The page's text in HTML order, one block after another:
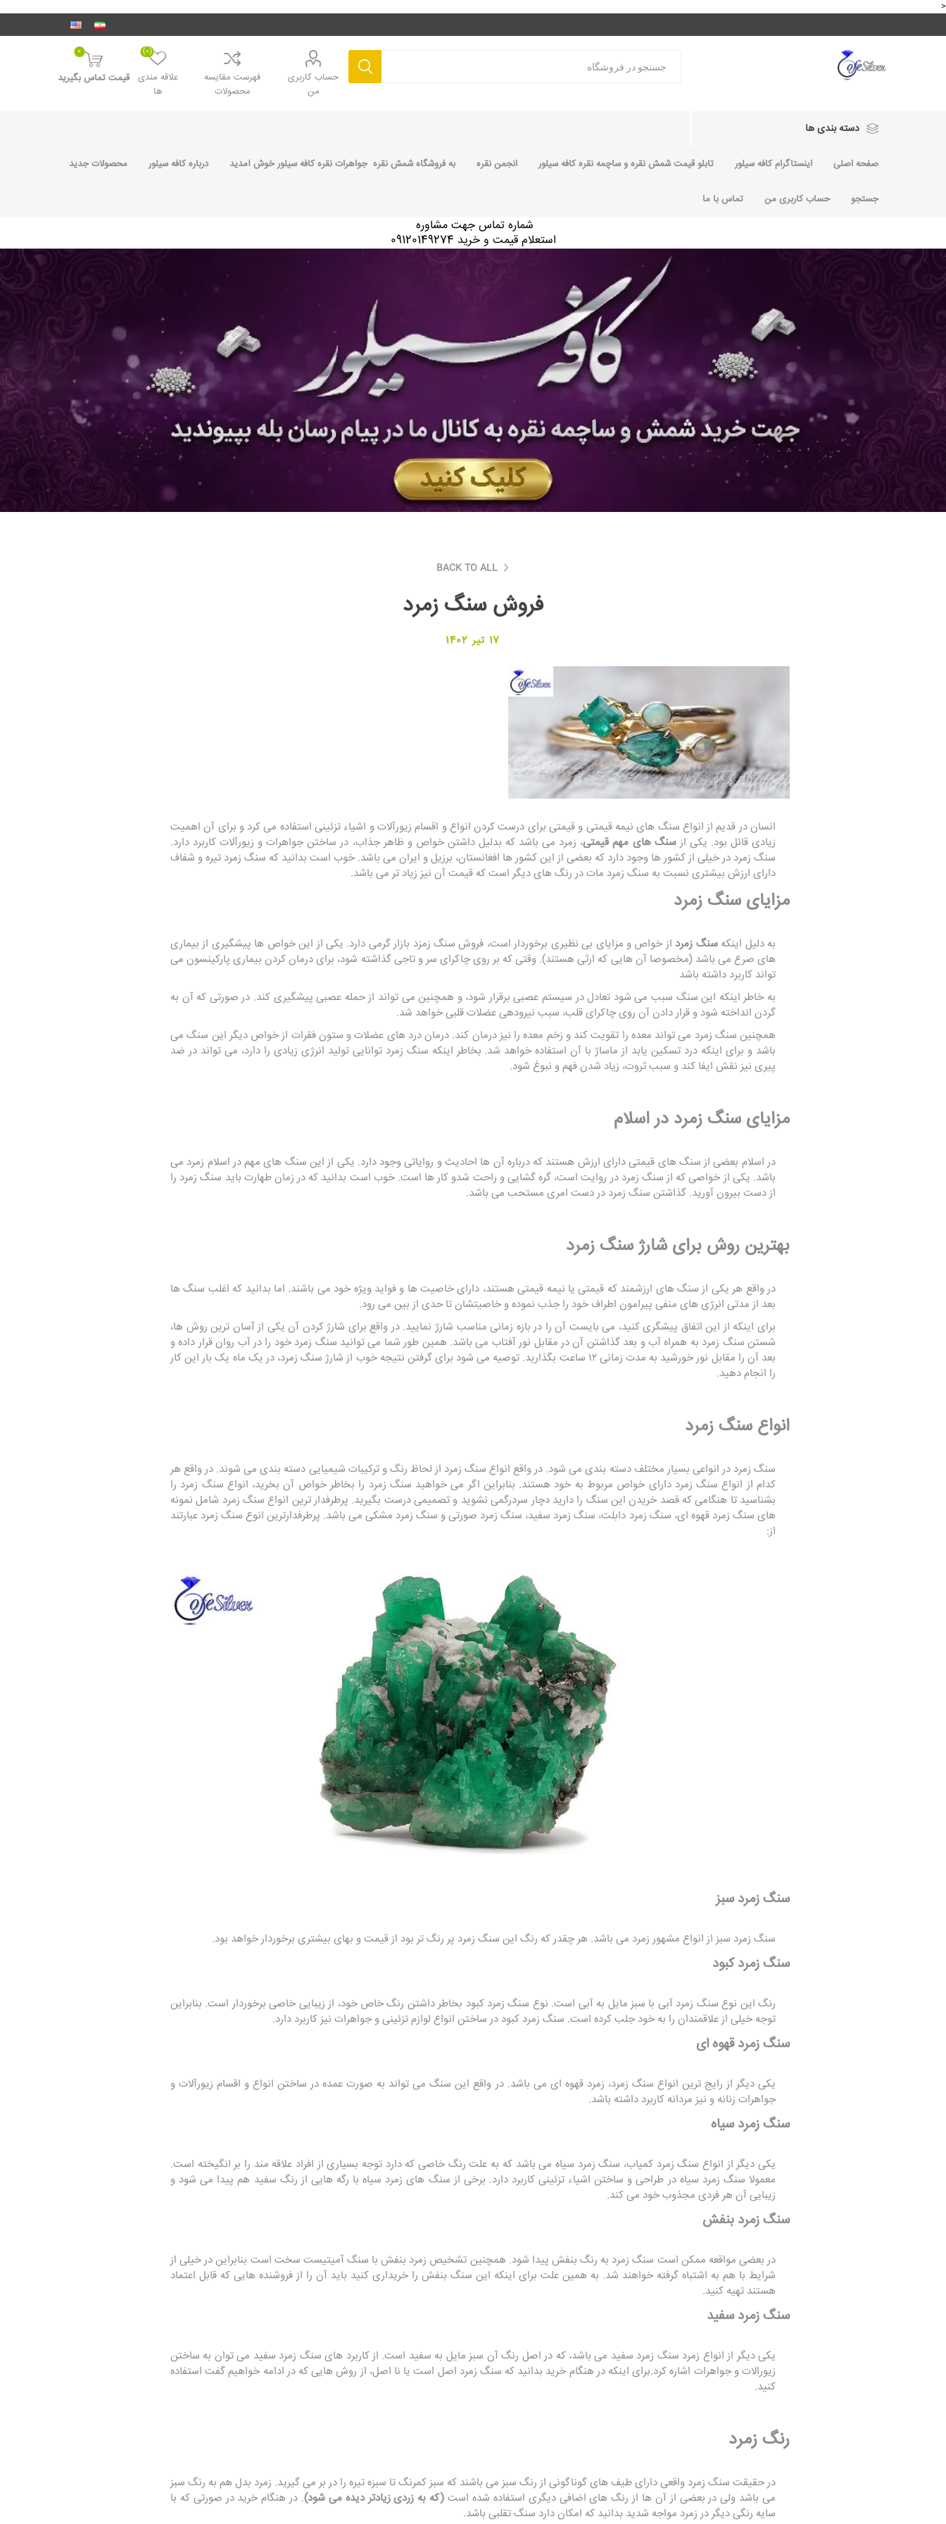
<
حساب کاربری
من
فهرست مقایسه
محصولات
علاقه مندی
ها
(0)
0
قیمت تماس بگیرید
دسته بندی ها
صفحه اصلی اینستاگرام کافه سیلور تابلو قیمت شمش نقره و ساچمه نقره کافه سیلور انجمن نقره به فروشگاه شمش نقره جواهرات نقره کافه سیلور خوش آمدید درباره کافه سیلور محصولات جدید
جستجو حساب کاربری من تماس با ما
شماره تماس جهت مشاوره
استعلام قیمت و خرید 09120149274
BACK TO ALL
فروش سنگ زمرد
17 تیر 1402
انسان در قدیم از انواع سنگ های نیمه قیمتی و قیمتی برای درست کردن انواع و اقسام زیورآلات و اشیاء تزئینی استفاده می کرد و برای آن اهمیت
زیادی قائل بود. یکی از سنگ های مهم قیمتی، زمرد می باشد که بدلیل داشتن خواص و ظاهر جذاب، در ساختن جواهرات و زیورآلات کاربرد دارد.
سنگ زمرد در خیلی از کشور ها وجود دارد که بعضی از این کشور ها افغانستان، برزیل و ایران می باشد. خوب است بدانید که سنگ زمرد تیره و شفاف
دارای ارزش بیشتری نسبت به سنگ زمرد مات در رنگ های دیگر است که قیمت آن نیز زیاد تر می باشد.
مزایای سنگ زمرد
به دلیل اینکهسنگ زمرداز خواص و مزایای بی نظیری برخوردار است، فروش سنگ زمزد بازار گرمی دارد. یکی از این خواص ها پیشگیری از بیماری
های صرع می باشد (مخصوصا آن هایی که ارثی هستند). وقتی که بر روی چاکرای سر و تاجی گذاشته شود، برای درمان کردن بیماری پارکینسون می
تواند کاربرد داشته باشد
به خاطر اینکه این سنگ سبب می شود تعادل در سیستم عصبی برقرار شود، و همچنین می تواند از حمله عصبی پیشگیری کند. در صورتی که آن به
گردن انداخته شود و قرار دادن آن روی چاکرای قلب، سبب نیرودهی عضلات قلبی خواهد شد.
همچنین سنگ زمرد می تواند معده را تقویت کند و زخم معده را نیز درمان کند. درمان درد های عضلات و ستون فقرات از خواص دیگر این سنگ می
باشد و برای اینکه درد تسکین یابد از ماساژ با آن استفاده خواهد شد. بخاطر اینکه سنگ زمرد توانایی تولید انرژی زیادی را دارد، می تواند در ضد
پیری نیز نقش ایفا کند و سبب ثروت، زیاد شدن فهم و نبوغ شود.
مزایای سنگ زمرد در اسلام
در اسلام بعضی از سنگ های قیمتی دارای ارزش هستند که درباره آن ها احادیث و روایاتی وجود دارد. یکی از این سنگ های مهم در اسلام زمرد می
باشد. یکی از خواصی که از سنگ زمرد در روایت است، گره گشایی و راحت شدو کار ها است. خوب است بدانید که در زمان طهارت باید سنگ زمرد را
از دست بیرون آورید. گذاشتن سنگ زمرد در دست امری مستحب می باشد.
بهترین روش برای شارژ سنگ زمرد
در واقع هر یکی از سنگ های ارزشمند که قیمتی یا نیمه قیمتی هستند، دارای خاصیت ها و فواید ویژه خود می باشند. اما بدانید که اغلب سنگ ها
بعد از مدتی انرژی های منفی پیرامون اطراف خود را جذب نموده و خاصیتشان تا حدی از بین می رود.
برای اینکه از این اتفاق پیشگری کنید، می بایست آن را در بازه زمانی مناسب شارژ نمایید. در واقع برای شارژ کردن آن یکی از آسان ترین روش ها،
شستن سنگ زمرد به همراه آب و بعد گذاشتن آن در مقابل نور آفتاب می باشد. همین طور شما می توانید سنگ زمرد خود را در آب روان قرار داده و
بعد آن را مقابل نور خورشید به مدت زمانی ۱۲ ساعت بگذارید. توصیه می شود برای گرفتن نتیجه خوب از شارژ سنگ زمرد، در یک ماه یک بار این کار
را انجام دهید.
انواع سنگ زمرد
سنگ زمرد در انواعی بسیار مختلف دسته بندی می شود. در واقع انواع سنگ زمرد از لحاظ رنگ و ترکیبات شیمیایی دسته بندی می شوند. در واقع هر
کدام از انواع سنگ زمرد دارای خواص مربوط به خود هستند. بنابراین اگر می خواهید سنگ زمرد را بخاطر خواص آن بخرید، انواع سنگ زمرد را
بشناسید تا هنگامی که قصد خریدن این سنگ را دارید دچار سردرگمی نشوید و تصمیمی درست بگیرید. پرطرفدار ترین انواع سنگ زمرد شامل نمونه
های سنگ زمرد قهوه ای، سنگ زمرد دابلت، سنگ زمرد سفید، سنگ زمرد صورتی و سنگ زمرد مشکی می باشد. پرطرفدارترین انوع سنگ زمرد عبارتند
از:
سنگ زمرد سبز
سنگ زمرد سبز از انواع مشهور زمرد می باشد. هر چقدر که رنگ این سنگ زمرد پر رنگ تر بود از قیمت و بهای بیشتری برخوردار خواهد بود.
سنگ زمرد کبود
رنگ این نوع سنگ زمرد آبی با سبز مایل به آبی است. نوع سنگ زمرد کبود بخاطر داشتن رنگ خاص خود، از زیبایی خاصی برخوردار است. بنابراین
توجه خیلی از علاقمندان را به خود جلب کرده است. سنگ زمرد کبود در ساختن انواع لوازم تزئینی و جواهرات نیز کاربرد دارد.
سنگ زمرد قهوه ای
یکی دیگر از رایج ترین انواع سنگ زمرد، زمرد قهوه ای می باشد. در واقع این سنگ می تواند به صورت عمده در ساختن انواع و اقسام زیورآلات و
جواهرات زنانه و نیز مردانه کاربرد داشته باشد.
سنگ زمرد سیاه
یکی دیگر از انواع سنگ زمرد کمیاب، سنگ زمرد سیاه می باشد که به علت رنگ خاصی که دارد توجه بسیاری از افراد علاقه مند را بر انگیخته است.
معمولا سنگ زمرد سیاه در طراحی و ساختن اشیاء تزئینی کاربرد دارد. برخی از سنگ های زمرد سیاه با رگه هایی از رنگ سفید هم پیدا می شود و
زیبایی آن هر فردی مجذوب خود می کند.
سنگ زمرد بنفش
در بعضی مواقعه ممکن است سنگ زمرد به رنگ بنفش پیدا شود. همچنین تشخیص زمرد بنفش با سنگ آمیتیست سخت است بنابراین در خیلی از
شرایط با هم به اشتباه گرفته خواهند شد. به همین علت برای اینکه این سنگ بنفش را خریداری کنید باید آن را از فروشنده هایی که قابل اعتماد
هستند تهیه کنید.
سنگ زمرد سفید
یکی دیگر از انواع زمرد سنگ زمرد سفید می باشد، که در اصل رنگ آن سبز مایل به سفید است. از کاربرد های سنگ زمرد سفید می توان به ساختن
زیورالات و جواهرات اشاره کرد.برای اینکه در هنگام خرید بدانید که سنگ زمرد اصل است یا نا اصل، از روش هایی که در ادامه خواهیم گفت استفاده
کنید.
رنگ زمرد
در حقیقت سنگ زمرد واقعی دارای طیف های گوناگونی از رنگ سبز می باشند که سبز کمرنگ تا سبزه تیره را در بر می گیرید. زمرد بدل هم به رنگ سبز
می باشد ولی در بعضی از آن ها از رنگ های اضافی دیگری استفاده شده است(که به زردی زیادتر دیده می شود). در هنگام خرید در صورتی که با
سایه رنگی دیگر در زمرد مواجه شدید بدانید که امکان دارد سنگ تقلبی باشد.